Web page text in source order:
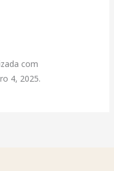
com
4, 2025.